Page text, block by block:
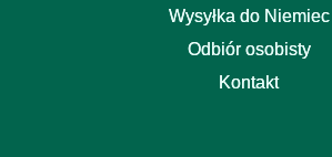
Wysyłka do Niemiec
Odbiór osobisty
Kontakt